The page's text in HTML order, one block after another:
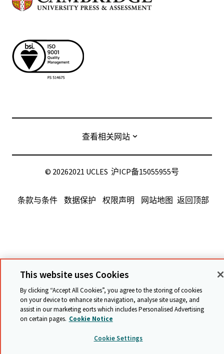
查看相关网站
© 20262021 UCLES 沪ICP备15055955号
条款与条件 数据保护 权限声明 网站地图 返回顶部
This website uses Cookies
By clicking “Accept All Cookies”, you agree to the storing of cookies
on your device to enhance site navigation, analyse site usage, and
assist in our marketing efforts which includes Personalised Advertising
on certain pages. Cookie Notice
Cookie Settings